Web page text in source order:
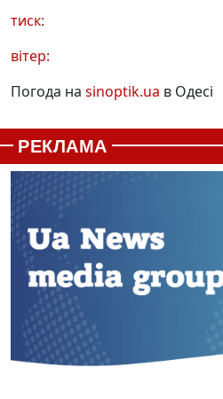
тиск:
вітер:
Погода на sinoptik.ua в Одесі
РЕКЛАМА